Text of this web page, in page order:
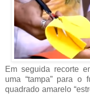
Em seguida recorte
uma “tampa” para o
quadrado amarelo